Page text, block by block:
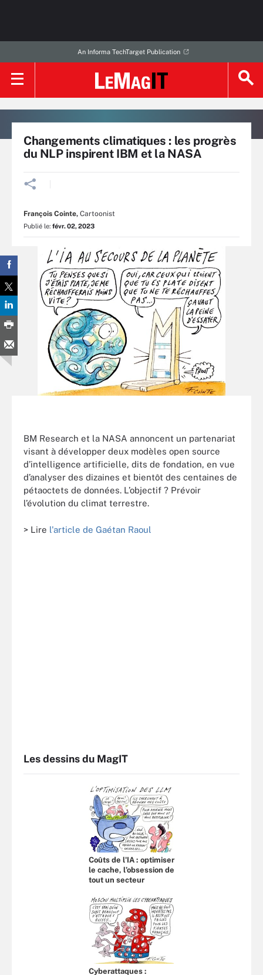
An Informa TechTarget Publication
Changements climatiques : les progrès
du NLP inspirent IBM et la NASA
François Cointe, Cartoonist
Publié le: févr. 02, 2023
BM Research et la NASA annoncent un partenariat
visant à développer deux modèles open source
d’intelligence artificielle, dits de fondation, en vue
d’analyser des dizaines et bientôt des centaines de
pétaoctets de données. L’objectif ? Prévoir
l’évolution du climat terrestre.
> Lire l'article de Gaétan Raoul
Les dessins du MagIT
Coûts de l'IA : optimiser
le cache, l’obsession de
tout un secteur
Cyberattaques :